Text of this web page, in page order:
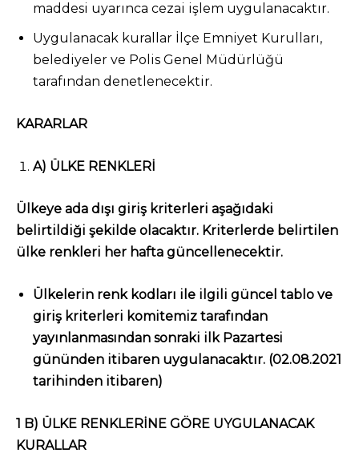
maddesi uyarınca cezai işlem uygulanacaktır.
Uygulanacak kurallar İlçe Emniyet Kurulları,
belediyeler ve Polis Genel Müdürlüğü
tarafından denetlenecektir.
KARARLAR
A) ÜLKE RENKLERİ
Ülkeye ada dışı giriş kriterleri aşağıdaki
belirtildiği şekilde olacaktır. Kriterlerde belirtilen
ülke renkleri her hafta güncellenecektir.
Ülkelerin renk kodları ile ilgili güncel tablo ve
giriş kriterleri komitemiz tarafından
yayınlanmasından sonraki ilk Pazartesi
gününden itibaren uygulanacaktır. (02.08.2021
tarihinden itibaren)
1 B) ÜLKE RENKLERİNE GÖRE UYGULANACAK
KURALLAR